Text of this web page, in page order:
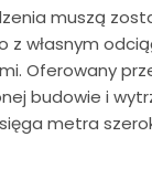
muszą
z własnym
Oferowany
budowie i
metra